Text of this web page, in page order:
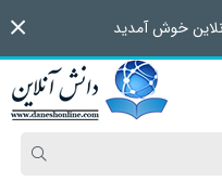
خوش آمدید